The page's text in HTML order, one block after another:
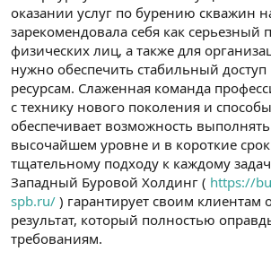
n
i
оказании услуг по бурению скважин
зарекомендовала себя как серьезный
физических лиц, а также для
нужно обеспечить стабильный
ресурсам. Слаженная команда
с технику нового поколения и
обеспечивает возможность
высочайшем уровне и в короткие
тщательному подходу к каждому
Западный Буровой Холдинг ( https://
spb.ru/ ) гарантирует своим клиентам
результат, который полностью
требованиям.